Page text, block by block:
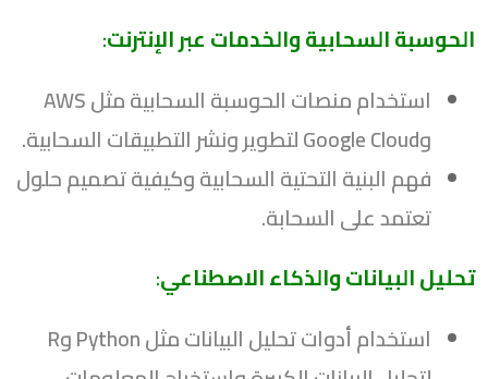
الحوسبة السحابية والخدمات عبر الإنترنت:
استخدام منصات الحوسبة السحابية مثل AWS
وGoogle Cloud لتطوير ونشر التطبيقات السحابية.
فهم البنية التحتية السحابية وكيفية تصميم حلول
تعتمد على السحابة.
تحليل البيانات والذكاء الاصطناعي:
استخدام أدوات تحليل البيانات مثل Python وR